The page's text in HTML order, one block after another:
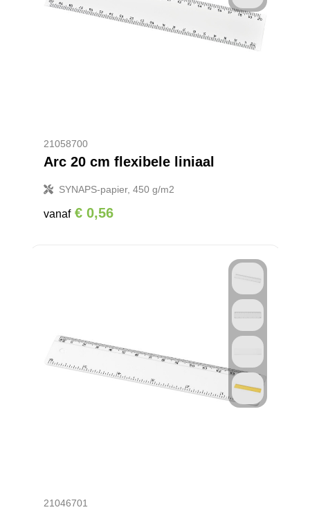
21058700
Arc 20 cm flexibele liniaal
SYNAPS-papier, 450 g/m2
vanaf € 0,56
21046701